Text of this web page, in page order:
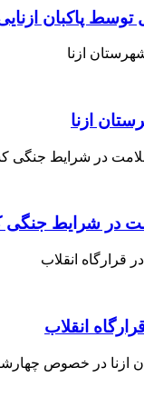
توسط پاکبان
ازنا
در شرایط
انقلاب